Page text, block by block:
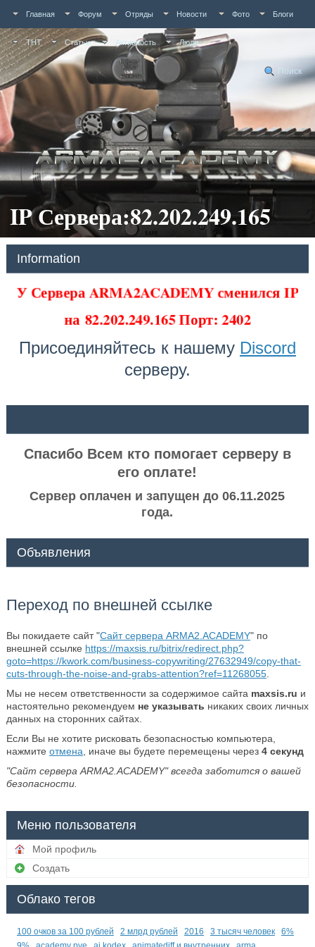
Главная Форум Отряды Новости Фото Блоги
ТНТ Статьи Активность Люди
Поиск
IP Сервера:82.202.249.165
Information
У Сервера ARMA2ACADEMY сменился IP
на 82.202.249.165 Порт: 2402
Присоединяйтесь к нашему Discord
серверу.
Спасибо Всем кто помогает серверу в
его оплате!
Сервер оплачен и запущен до 06.11.2025
года.
Объявления
Переход по внешней ссылке
Вы покидаете сайт "Сайт сервера ARMA2.ACADEMY" по
внешней ссылке https://maxsis.ru/bitrix/redirect.php?
goto=https://kwork.com/business-copywriting/27632949/copy-that-
cuts-through-the-noise-and-grabs-attention?ref=11268055.
Мы не несем ответственности за содержимое сайта maxsis.ru и
настоятельно рекомендуем не указывать никаких своих личных
данных на сторонних сайтах.
Если Вы не хотите рисковать безопасностью компьютера,
нажмите отмена , иначе вы будете перемещены через 4секунд
"Сайт сервера ARMA2.ACADEMY" всегда заботится о вашей
безопасности.
Меню пользователя
Мой профиль
Создать
Облако тегов
100 очков за 100 рублей 2 млрд рублей 2016 3 тысяч человек
6%